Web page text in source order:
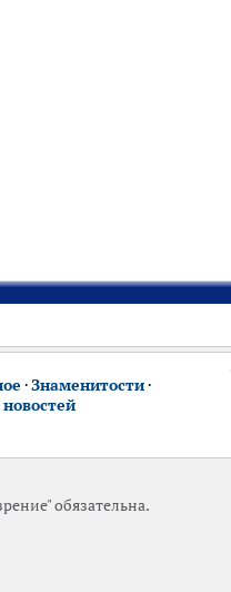
·Знаменитости·
обязательна.